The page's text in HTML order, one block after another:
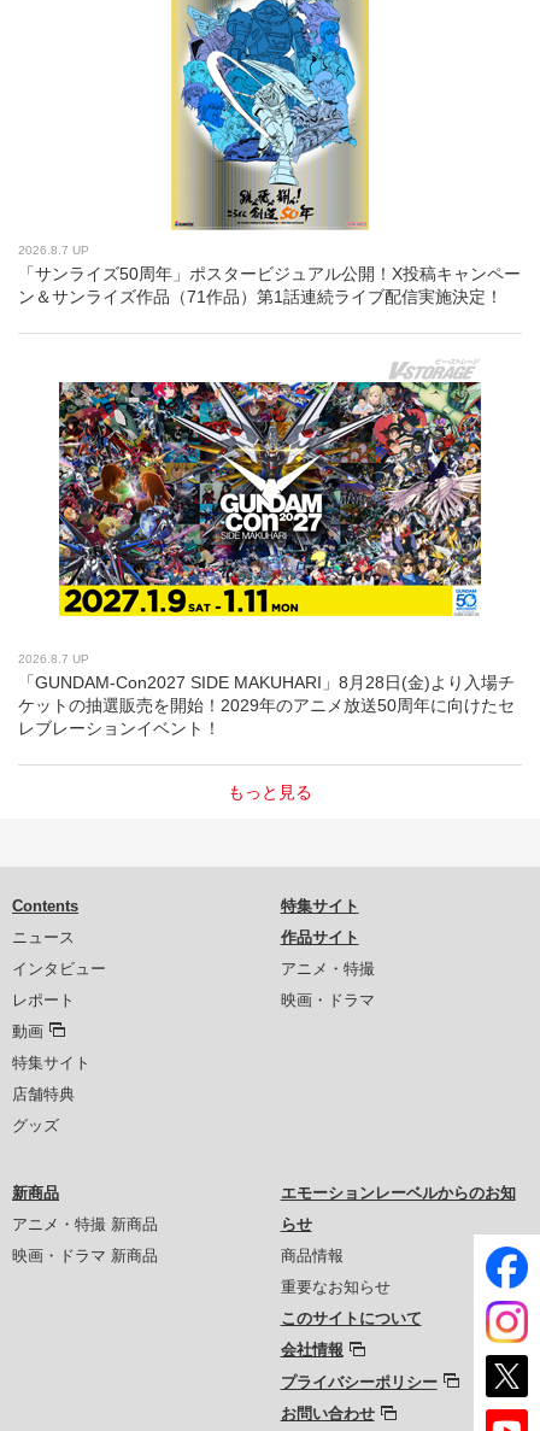
2026.8.7 UP
「サンライズ50周年」ポスタービジュアル公開！X投稿キャンペー
ン＆サンライズ作品（71作品）第1話連続ライブ配信実施決定！
2026.8.7 UP
「GUNDAM-Con2027 SIDE MAKUHARI」8月28日(金)より入場チ
ケットの抽選販売を開始！2029年のアニメ放送50周年に向けたセ
レブレーションイベント！
もっと見る
Contents
ニュース
インタビュー
レポート
動画
特集サイト
店舗特典
グッズ
特集サイト
作品サイト
アニメ・特撮
映画・ドラマ
新商品
アニメ・特撮 新商品
映画・ドラマ 新商品
エモーションレーベルからのお知
らせ
商品情報
重要なお知らせ
このサイトについて
会社情報
プライバシーポリシー
お問い合わせ